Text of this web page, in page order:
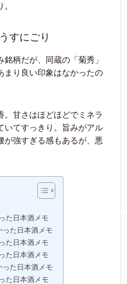
すにごり
柄だが、同蔵の「菊秀」
まり良い印象はなかったの
。甘さはほどほどでミネラ
いてすっきり。旨みがアル
が強すぎる感もあるが、悪
た日本酒メモ
た日本酒メモ
た日本酒メモ
た日本酒メモ
た日本酒メモ
た日本酒メモ